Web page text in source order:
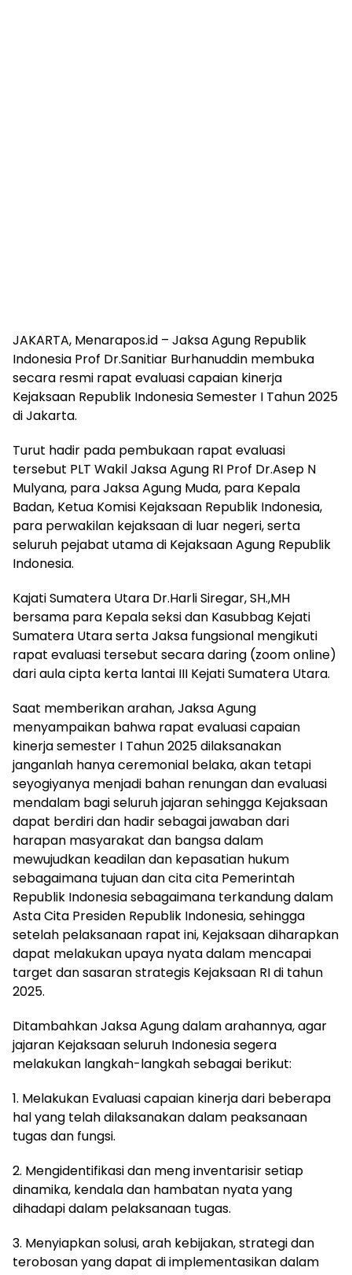
JAKARTA, Menarapos.id – Jaksa Agung Republik
Indonesia Prof Dr.Sanitiar Burhanuddin membuka
secara resmi rapat evaluasi capaian kinerja
Kejaksaan Republik Indonesia Semester I Tahun 2025
di Jakarta.
Turut hadir pada pembukaan rapat evaluasi
tersebut PLT Wakil Jaksa Agung RI Prof Dr.Asep N
Mulyana, para Jaksa Agung Muda, para Kepala
Badan, Ketua Komisi Kejaksaan Republik Indonesia,
para perwakilan kejaksaan di luar negeri, serta
seluruh pejabat utama di Kejaksaan Agung Republik
Indonesia.
Kajati Sumatera Utara Dr.Harli Siregar, SH.,MH
bersama para Kepala seksi dan Kasubbag Kejati
Sumatera Utara serta Jaksa fungsional mengikuti
rapat evaluasi tersebut secara daring (zoom online)
dari aula cipta kerta lantai III Kejati Sumatera Utara.
Saat memberikan arahan, Jaksa Agung
menyampaikan bahwa rapat evaluasi capaian
kinerja semester I Tahun 2025 dilaksanakan
janganlah hanya ceremonial belaka, akan tetapi
seyogiyanya menjadi bahan renungan dan evaluasi
mendalam bagi seluruh jajaran sehingga Kejaksaan
dapat berdiri dan hadir sebagai jawaban dari
harapan masyarakat dan bangsa dalam
mewujudkan keadilan dan kepasatian hukum
sebagaimana tujuan dan cita cita Pemerintah
Republik Indonesia sebagaimana terkandung dalam
Asta Cita Presiden Republik Indonesia, sehingga
setelah pelaksanaan rapat ini, Kejaksaan diharapkan
dapat melakukan upaya nyata dalam mencapai
target dan sasaran strategis Kejaksaan RI di tahun
2025.
Ditambahkan Jaksa Agung dalam arahannya, agar
jajaran Kejaksaan seluruh Indonesia segera
melakukan langkah-langkah sebagai berikut:
1. Melakukan Evaluasi capaian kinerja dari beberapa
hal yang telah dilaksanakan dalam peaksanaan
tugas dan fungsi.
2. Mengidentifikasi dan meng inventarisir setiap
dinamika, kendala dan hambatan nyata yang
dihadapi dalam pelaksanaan tugas.
3. Menyiapkan solusi, arah kebijakan, strategi dan
terobosan yang dapat di implementasikan dalam